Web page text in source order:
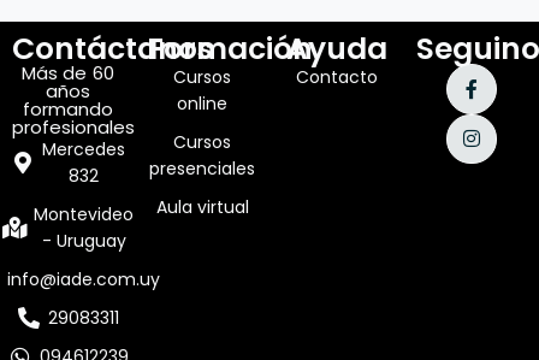
Contáctanos
Más de 60
años
formando
profesionales
Mercedes
832
Montevideo
- Uruguay
info@iade.com.uy
29083311
Formación
Cursos
online
Cursos
presenciales
Aula virtual
Ayuda
Contacto